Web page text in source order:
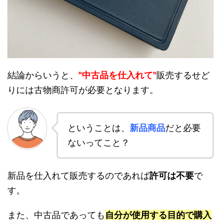
結論からいうと、 "中古品を仕入れて"販売するせど
りには古物商許可が必要となります。
ということは、 新品商品だと必要
ないってこと？
新品を仕入れて販売するのであれば許可は不要で
す。
また、中古品であっても自分が使用する目的で購入